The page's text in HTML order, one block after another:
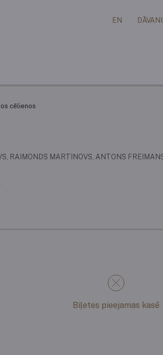
EN
cēlienos
RAIMONDS MARTINOVS, ANTONS
Biļetes pieejamas kasē